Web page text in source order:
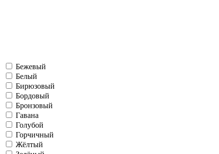
Бежевый
Белый
Бирюзовый
Бордовый
Бронзовый
Гавана
Голубой
Горчичный
Жёлтый